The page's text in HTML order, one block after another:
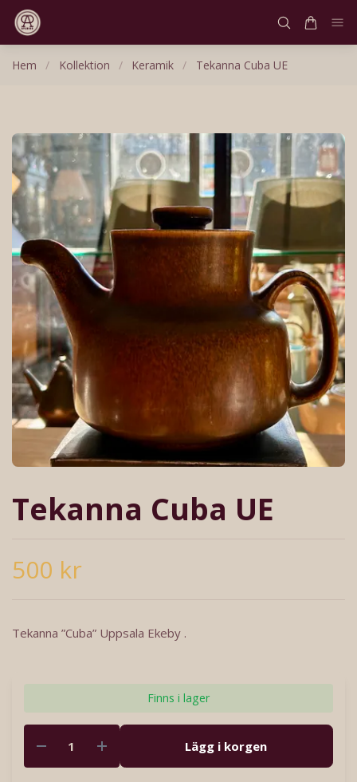
Hem / Kollektion / Keramik / Tekanna Cuba UE
Tekanna Cuba UE
500 kr
Tekanna ”Cuba” Uppsala Ekeby .
Finns i lager
Lägg i korgen